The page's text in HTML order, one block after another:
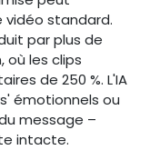
vidéo standard.
par plus de
où les clips
de 250 %. L'IA
émotionnels ou
message –
intacte.